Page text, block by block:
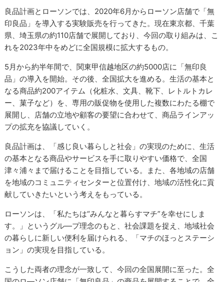
良品計画とローソンでは、2020年6月からローソン店舗で「無
印良品」を導入する実験販売を行ってきた。現在東京都、千葉
県、埼玉県の約110店舗で展開しており、今回の取り組みは、こ
れを2023年中をめどに全国規模に拡大するもの。
5月から約半年間で、関東甲信越地区の約5000店に「無印良
品」の導入を開始。その後、全国拡大を進める。生活の基本と
なる商品約200アイテム（化粧水、文具、靴下、レトルトカレ
ー、菓子など）を、専用の販促物を使用した複数にわたる棚で
展開し、店舗の立地や顧客の要望に合わせて、商品ラインアッ
プの拡充を協議していく。
良品計画は、「感じ良い暮らしと社会」の実現のために、生活
の基本となる商品やサービスを手に取りやすい価格で、全国
津々浦々まで届けることを目指している。また、各地域の店舗
を地域のコミュニティセンターと位置付け、地域の活性化に貢
献していきたいという考えをもっている。
ローソンは、「私たちは“みんなと暮らすマチ”を幸せにしま
す。」というグル―プ理念のもと、社会課題を捉え、地域社会
の暮らしに新しい便利を届けられる、「マチのほっとステーシ
ョン」の実現を目指している。
こうした両者の理念が一致して、今回の全国展開に至った。全